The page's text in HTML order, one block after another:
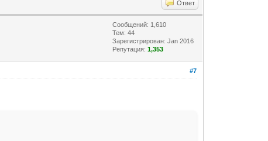
Ответ
Сообщений: 1,610
Тем: 44
Зарегистрирован: Jan 2016
Репутация:1,353
#7